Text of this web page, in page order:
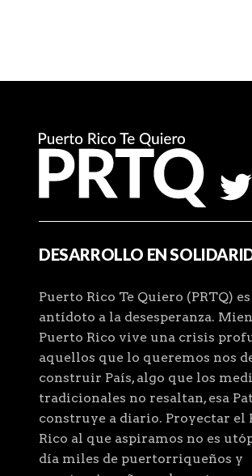
DESARROLLO EN
Puerto Rico Te Quiero (PRTQ)
antídoto a la desesperanza.
Puerto Rico vive una crisis
aquellos que lo queremos nos
construir País, algo que los
tradicionales no resaltan, esa
construye a diario. Proyectar el
Rico al que aspiramos no es
día miles de puertorriqueños y